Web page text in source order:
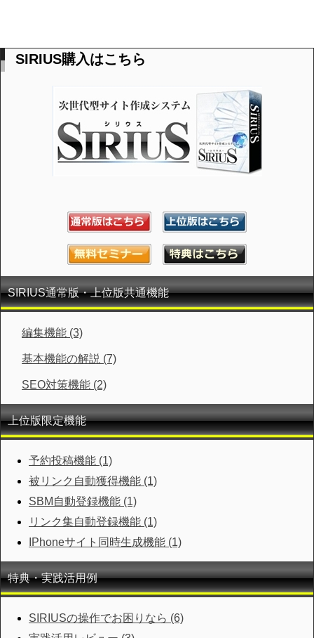
SIRIUS購入はこちら
SIRIUS通常版・上位版共通機能
編集機能 (3)
基本機能の解説 (7)
SEO対策機能 (2)
上位版限定機能
予約投稿機能 (1)
被リンク自動獲得機能 (1)
SBM自動登録機能 (1)
リンク集自動登録機能 (1)
IPhoneサイト同時生成機能 (1)
特典・実践活用例
SIRIUSの操作でお困りなら (6)